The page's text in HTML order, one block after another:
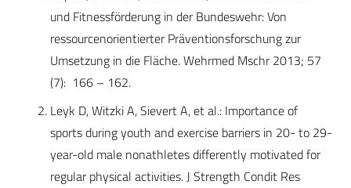
und Fitnessförderung in der Bundeswehr: Von
ressourcenorientierter Präventionsforschung zur
Umsetzung in die Fläche. Wehrmed Mschr 2013; 57
(7): 166 – 162.
Leyk D, Witzki A, Sievert A, et al.: Importance of
sports during youth and exercise barriers in 20- to 29-
year-old male nonathletes differently motivated for
regular physical activities. J Strength Condit Res